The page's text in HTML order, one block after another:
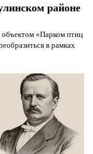
районе
«Парком птиц
в рамках